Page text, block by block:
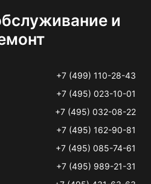
и
+7 (499) 110-28-43
+7 (495) 023-10-01
+7 (495) 032-08-22
+7 (495) 162-90-81
+7 (495) 085-74-61
+7 (495) 989-21-31